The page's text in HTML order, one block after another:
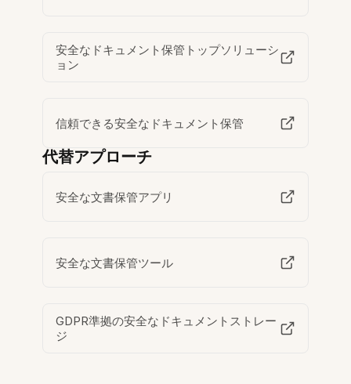
安全なドキュメント保管トップソリューシ
ョン
信頼できる安全なドキュメント保管
代替アプローチ
安全な文書保管アプリ
安全な文書保管ツール
GDPR準拠の安全なドキュメントストレー
ジ